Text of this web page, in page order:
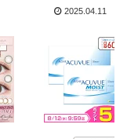
2025.04.11